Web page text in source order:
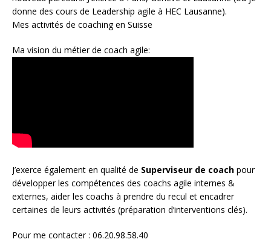
donne des cours de Leadership agile à HEC Lausanne).
Mes activités de coaching en Suisse
Ma vision du métier de coach agile:
J’exerce également en qualité de Superviseur de coach pour
développer les compétences des coachs agile internes &
externes, aider les coachs à prendre du recul et encadrer
certaines de leurs activités (préparation d’interventions clés).
Pour me contacter : 06.20.98.58.40